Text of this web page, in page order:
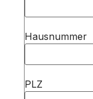
Hausnummer
PLZ